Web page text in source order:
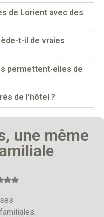
de Lorient avec des
t-il de vraies
permettent-elles de
de l'hôtel ?
une même